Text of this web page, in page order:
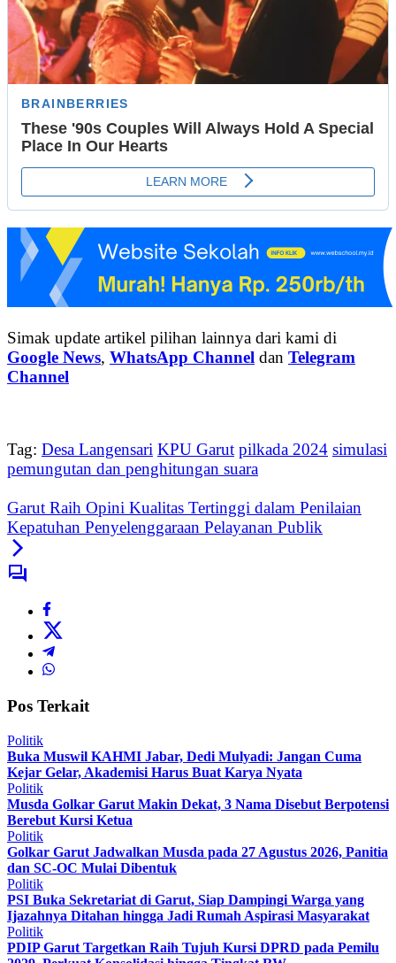
Simak update artikel pilihan lainnya dari kami di
Google News, WhatsApp Channel dan Telegram
Channel
Tag: Desa Langensari KPU Garut pilkada 2024 simulasi
pemungutan dan penghitungan suara
Garut Raih Opini Kualitas Tertinggi dalam Penilaian
Kepatuhan Penyelenggaraan Pelayanan Publik
Pos Terkait
Politik
Buka Muswil KAHMI Jabar, Dedi Mulyadi: Jangan Cuma
Kejar Gelar, Akademisi Harus Buat Karya Nyata
Politik
Musda Golkar Garut Makin Dekat, 3 Nama Disebut Berpotensi
Berebut Kursi Ketua
Politik
Golkar Garut Jadwalkan Musda pada 27 Agustus 2026, Panitia
dan SC-OC Mulai Dibentuk
Politik
PSI Buka Sekretariat di Garut, Siap Dampingi Warga yang
Ijazahnya Ditahan hingga Jadi Rumah Aspirasi Masyarakat
Politik
PDIP Garut Targetkan Raih Tujuh Kursi DPRD pada Pemilu